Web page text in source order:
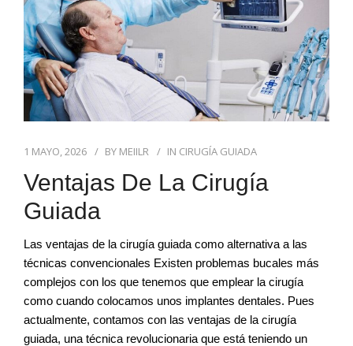
1 MAYO, 2026 BY MEIILR IN CIRUGÍA GUIADA
Ventajas De La Cirugía
Guiada
Las ventajas de la cirugía guiada como alternativa a las
técnicas convencionales Existen problemas bucales más
complejos con los que tenemos que emplear la cirugía
como cuando colocamos unos implantes dentales. Pues
actualmente, contamos con las ventajas de la cirugía
guiada, una técnica revolucionaria que está teniendo un